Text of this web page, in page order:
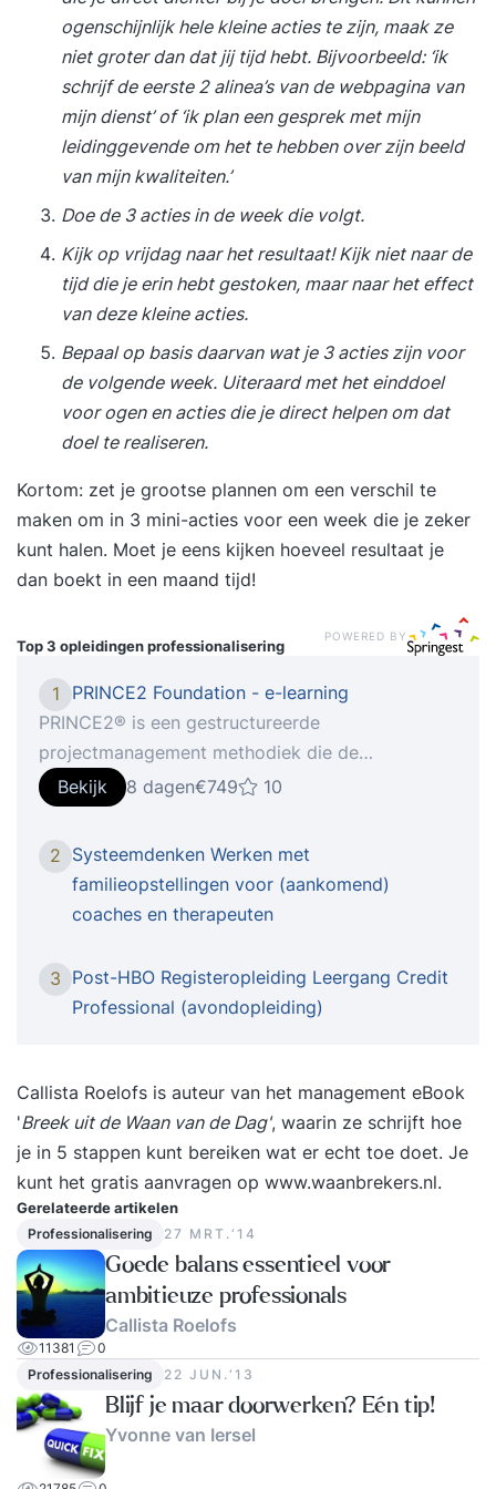
ogenschijnlijk hele kleine acties te zijn, maak ze
niet groter dan dat jij tijd hebt. Bijvoorbeeld: ‘ik
schrijf de eerste 2 alinea’s van de webpagina van
mijn dienst’ of ‘ik plan een gesprek met mijn
leidinggevende om het te hebben over zijn beeld
van mijn kwaliteiten.’
Doe de 3 acties in de week die volgt.
Kijk op vrijdag naar het resultaat! Kijk niet naar de
tijd die je erin hebt gestoken, maar naar het effect
van deze kleine acties.
Bepaal op basis daarvan wat je 3 acties zijn voor
de volgende week. Uiteraard met het einddoel
voor ogen en acties die je direct helpen om dat
doel te realiseren.
Kortom: zet je grootse plannen om een verschil te
maken om in 3 mini-acties voor een week die je zeker
kunt halen. Moet je eens kijken hoeveel resultaat je
dan boekt in een maand tijd!
Top 3 opleidingenprofessionalisering
POWERED BY
1
PRINCE2 Foundation - e-learning
PRINCE2® is een gestructureerde
projectmanagement methodiek die de
professionalisering van projecten vergroot. In de
training PRINCE2® Foundation wordt ingegaan
PRINCE2®. PRINCE2® is in 1980 door Pink
Elephant op de Nederlandse markt gebracht en
heeft zich ontwikkeld tot een belangrijke
organisaties in binnen en buitenland. Na deze
online training training (inclusief APMG examen)
volgens de richtlijnen van het het PRINCE2®
Framework. U weet welke thema’s, processen en
principes er belangrijk zijn, en u kent de
verschillende rollen binnen een project. De
TrainingPRINCE2® staat voor Projects In
Controlled Environments en is een internationaal
erkend projectmanagement framework. De
PRINCE2® Foundation e-learning biedt structuur
met richtlijnen en hulpmiddelen voor het
opstarten, initiëren, uitvoeren, beheersen en
afsluiten van projecten. Het is een belangrijke
standaard voor projectmanagement in veel
bedrijven en organisaties. PRINCE2® Foundation
levert een solide theoretische basis op. De
Bekijk 8 dagen€749 10
2 Systeemdenken Werken met
familieopstellingen voor (aankomend)
coaches en therapeuten
3 Post-HBO Registeropleiding Leergang Credit
Professional (avondopleiding)
Callista Roelofs is auteur van het management eBook
'Breek uit de Waan van de Dag', waarin ze schrijft hoe
je in 5 stappen kunt bereiken wat er echt toe doet. Je
kunt het gratis aanvragen op www.waanbrekers.nl.
Gerelateerde artikelen
Professionalisering 27 MRT.‘14
Goede balans essentieel voor
ambitieuze professionals
Callista Roelofs
11381
0
Professionalisering
22 JUN.‘13
Blijf je maar doorwerken? Eén tip!
Yvonne van Iersel